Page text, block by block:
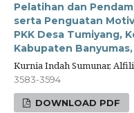
Pelatihan dan
serta Penguatan
PKK Desa Tumiyang,
Kabupaten
Kurnia Indah Sumunar,
3583-3594
DOWNLOAD PDF